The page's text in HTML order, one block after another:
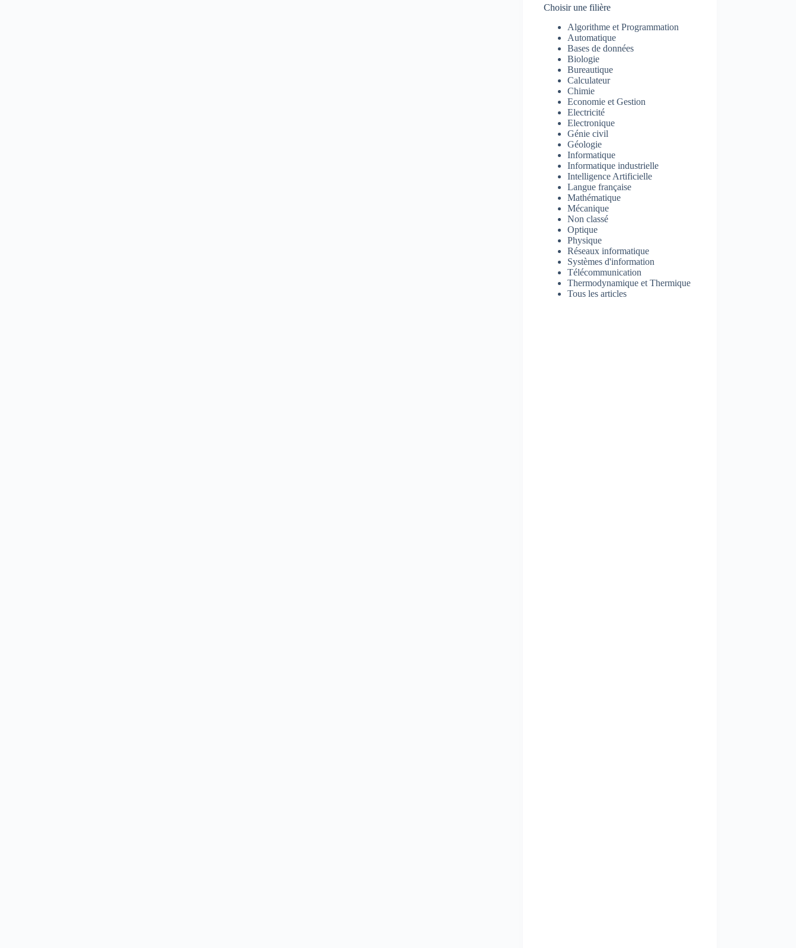
Choisir une filière
Algorithme et Programmation
Automatique
Bases de données
Biologie
Bureautique
Calculateur
Chimie
Economie et Gestion
Electricité
Electronique
Génie civil
Géologie
Informatique
Informatique industrielle
Intelligence Artificielle
Langue française
Mathématique
Mécanique
Non classé
Optique
Physique
Réseaux informatique
Systèmes d'information
Télécommunication
Thermodynamique et Thermique
Tous les articles